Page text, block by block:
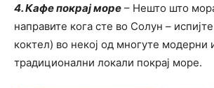
4. Кафе покрај море – Нешто што
направите кога сте во Солун –
коктел) во некој од многуте модерни
традиционални локали покрај море.